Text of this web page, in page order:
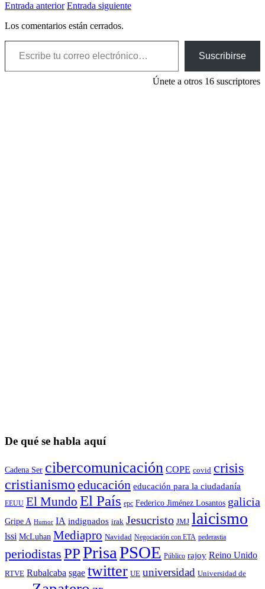
Entrada anterior Entrada siguiente
Los comentarios están cerrados.
Escribe tu correo electrónico…
Suscribirse
Únete a otros 16 suscriptores
De qué se habla aquí
Cadena Ser cibercomunicación COPE covid crisis
cristianismo educación educación para la ciudadaní­a
EEUU El Mundo El País epc Federico Jiménez Losantos galicia
Gripe A Humor IA indignados irak Jesucristo JMJ laicismo
lssi McLuhan Mediapro Navidad Negociación con ETA pederastia
periodistas PPPrisaPSOE Público rajoy Reino Unido
RTVE Rubalcaba sgae twitter UE universidad Universidad de